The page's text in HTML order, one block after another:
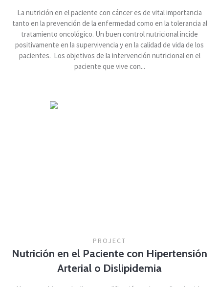
La nutrición en el paciente con cáncer es de vital importancia
tanto en la prevención de la enfermedad como en la tolerancia al
tratamiento oncológico. Un buen control nutricional incide
positivamente en la supervivencia y en la calidad de vida de los
pacientes. Los objetivos de la intervención nutricional en el
paciente que vive con...
PROJECT
Nutrición en el Paciente con Hipertensión
Arterial o Dislipidemia